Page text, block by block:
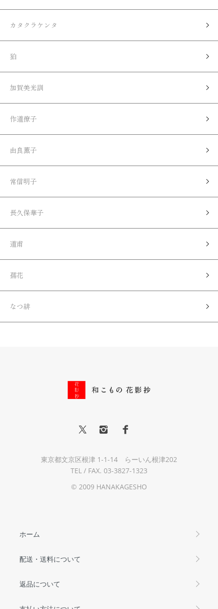
カタクラケンタ
狛
加賀美光訓
作道僚子
由良薫子
常信明子
長久保華子
道甫
孺花
なつ緋
東京都文京区根津 1-1-14 らーいん根津202
TEL / FAX. 03-3827-1323
© 2009 HANAKAGESHO
ホーム
配送・送料について
返品について